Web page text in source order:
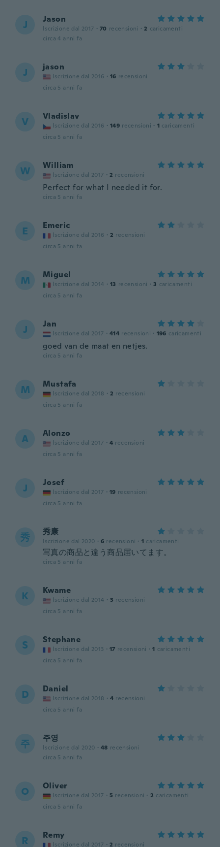
J Jason
Iscrizione dal 2017 · 70 recensioni · 2 caricamenti
circa 4 anni fa
J jason
Iscrizione dal 2016 · 16 recensioni
circa 5 anni fa
V Vladislav
Iscrizione dal 2016 · 149 recensioni · 1 caricamenti
circa 5 anni fa
W William
Iscrizione dal 2017 · 2 recensioni
Perfect for what I needed it for.
circa 5 anni fa
E Emeric
Iscrizione dal 2016 · 2 recensioni
circa 5 anni fa
M Miguel
Iscrizione dal 2014 · 13 recensioni · 3 caricamenti
circa 5 anni fa
J Jan
Iscrizione dal 2017 · 414 recensioni · 196 caricamenti
goed van de maat en netjes.
circa 5 anni fa
M Mustafa
Iscrizione dal 2018 · 2 recensioni
circa 5 anni fa
A Alonzo
Iscrizione dal 2017 · 4 recensioni
circa 5 anni fa
J Josef
Iscrizione dal 2017 · 19 recensioni
circa 5 anni fa
秀 秀康
Iscrizione dal 2020 · 6 recensioni · 1 caricamenti
写真の商品と違う商品届いてます。
circa 5 anni fa
K Kwame
Iscrizione dal 2014 · 3 recensioni
circa 5 anni fa
S Stephane
Iscrizione dal 2013 · 17 recensioni · 1 caricamenti
circa 5 anni fa
D Daniel
Iscrizione dal 2018 · 4 recensioni
circa 5 anni fa
주 주영
Iscrizione dal 2020 · 48 recensioni
circa 5 anni fa
O Oliver
Iscrizione dal 2017 · 5 recensioni · 2 caricamenti
circa 5 anni fa
R Remy
Iscrizione dal 2017 · 2 recensioni